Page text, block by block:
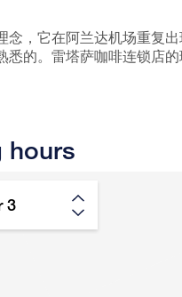
念，它在阿兰达机场重复
的。雷塔萨咖啡连锁店的
hours